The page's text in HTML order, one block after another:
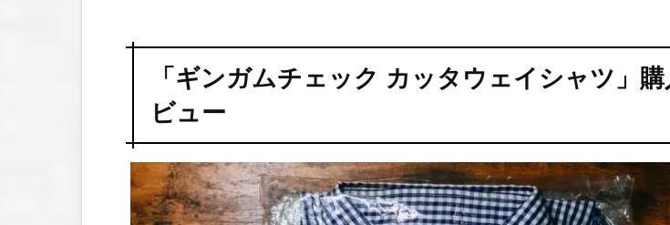
「ギンガムチェック カッタウェイシャツ」購
ビュー